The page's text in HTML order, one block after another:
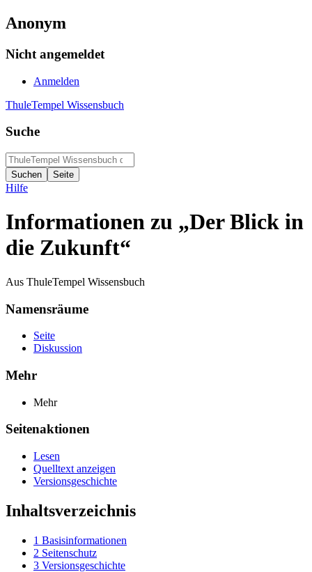
Anonym
Nicht angemeldet
Anmelden
ThuleTempel Wissensbuch
Suche
Hilfe
Informationen zu „Der Blick in
die Zukunft“
Aus ThuleTempel Wissensbuch
Namensräume
Seite
Diskussion
Mehr
Mehr
Seitenaktionen
Lesen
Quelltext anzeigen
Versionsgeschichte
Inhaltsverzeichnis
1 Basisinformationen
2 Seitenschutz
3 Versionsgeschichte